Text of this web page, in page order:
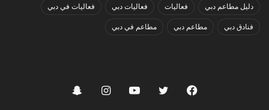
دليل مطاعم دبي فعاليات فعاليات دبي فعاليات في دبي
فنادق دبي مطاعم دبي مطاعم في دبي
فيسبوك تويتر يوتيوب انستقرام